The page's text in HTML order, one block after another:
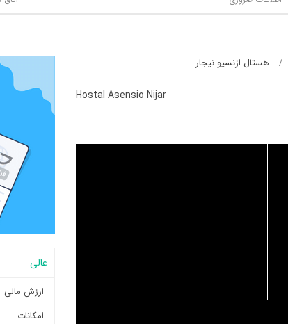
هستال ازنسیو نیجار
Hostal Asensio Nijar
عالی
ارزش مالی
امکانات